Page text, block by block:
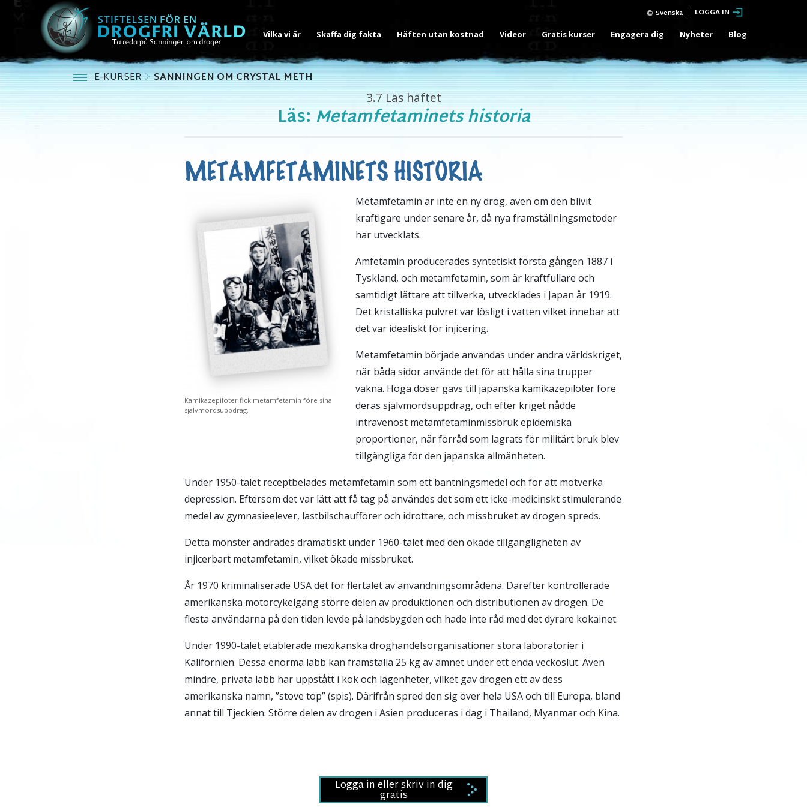
Svenska LOGGA IN
Vilka vi är Skaffa dig fakta Häften utan kostnad Videor Gratis kurser Engagera dig Nyheter Blog
E-KURSER SANNINGEN OM CRYSTAL METH
3.7 Läs häftet
Läs: Metamfetaminets historia
METAMFETAMINETS HISTORIA
Kamikazepiloter fick metamfetamin före sina
självmords­uppdrag.
Metamfetamin är inte en ny drog, även om den blivit
kraftigare under senare år, då nya framställningsmetoder
har utvecklats.
Amfetamin producerades syntetiskt första gången 1887 i
Tyskland, och metamfetamin, som är kraftfullare och
samtidigt lättare att tillverka, utvecklades i Japan år 1919.
Det kristalliska pulvret var lösligt i vatten vilket innebar att
det var idealiskt för injicering.
Metamfetamin började användas under andra världskriget,
när båda sidor använde det för att hålla sina trupper
vakna. Höga doser gavs till japanska kamikazepiloter före
deras självmordsuppdrag, och efter kriget nådde
intravenöst metamfetaminmissbruk epidemiska
proportioner, när förråd som lagrats för militärt bruk blev
tillgängliga för den japanska allmänheten.
Under 1950-talet receptbelades metamfetamin som ett bantningsmedel och för att motverka
depression. Eftersom det var lätt att få tag på användes det som ett icke-medicinskt stimulerande
medel av gymnasieelever, lastbilschaufförer och idrottare, och missbruket av drogen spreds.
Detta mönster ändrades dramatiskt under 1960-talet med den ökade tillgängligheten av
injicerbart metamfetamin, vilket ökade missbruket.
År 1970 kriminaliserade USA det för flertalet av användningsområdena. Därefter kontrollerade
amerikanska motorcykelgäng större delen av produktionen och distributionen av drogen. De
flesta användarna på den tiden levde på landsbygden och hade inte råd med det dyrare kokainet.
Under 1990-talet etablerade mexikanska droghandelsorganisationer stora laboratorier i
Kalifornien. Dessa enorma labb kan framställa 25 kg av ämnet under ett enda veckoslut. Även
mindre, privata labb har uppstått i kök och lägenheter, vilket gav drogen ett av dess
amerikanska namn, ”stove top” (spis). Därifrån spred den sig över hela USA och till Europa, bland
annat till Tjeckien. Större delen av drogen i Asien produceras i dag i Thailand, Myanmar och Kina.
Logga in eller skriv in dig
gratis